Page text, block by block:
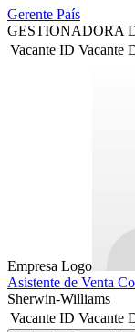
Gerente País
GESTIONADORA
Vacante ID Vacante
Empresa Logo
Asistente de Venta
Sherwin-Williams
Vacante ID Vacante